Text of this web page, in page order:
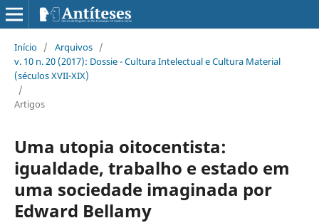
Início / Arquivos /
v. 10 n. 20 (2017): Dossie - Cultura Intelectual e Cultura Material
(séculos XVII-XIX)
/
Artigos
Uma utopia oitocentista:
igualdade, trabalho e estado em
uma sociedade imaginada por
Edward Bellamy